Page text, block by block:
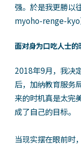
强。於是我更勝以
myoho-renge-kyo
面对身为口吃人士
2018年9月，我决
后，加纳教育服务
来的时机真是太完
成了自己的目标。
当现实摆在眼前时